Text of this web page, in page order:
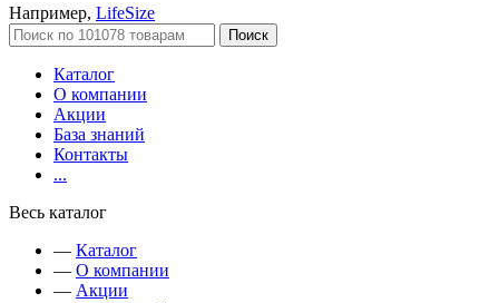
Например, LifeSize
Поиск
Каталог
О компании
Акции
База знаний
Контакты
...
Весь каталог
— Каталог
— О компании
— Акции